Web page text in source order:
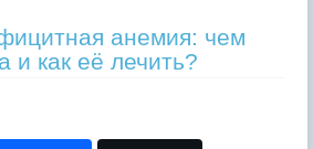
анемия: чем
и как её лечить?